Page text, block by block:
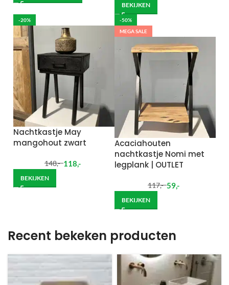
BEKIJKEN
-20%
Nachtkastje May
mangohout zwart
148,- 118,-
BEKIJKEN
-50%
MEGA SALE
Acaciahouten
nachtkastje Nomi met
legplank | OUTLET
117,- 59,-
BEKIJKEN
Recent bekeken producten